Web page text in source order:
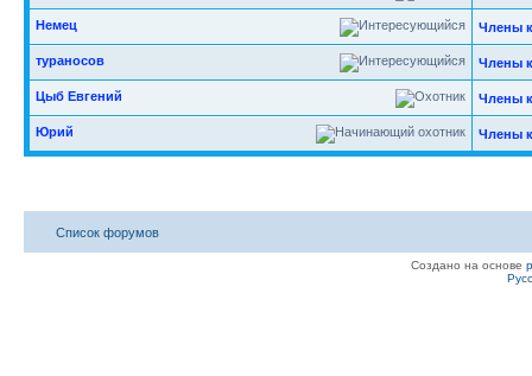
Немец Члены
тураносов Члены
Цыб Евгений Члены
Юрий Члены
Список форумов
Создано на основе